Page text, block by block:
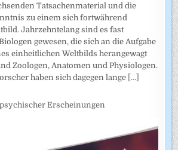
Tatsachenmaterial und die
zu einem sich fortwährend
Jahrzehntelang sind es fast
gewesen, die sich an die Aufgabe
einheitlichen Weltbilds herangewagt
Zoologen, Anatomen und Physiologen.
haben sich dagegen lange [...]
Erscheinungen